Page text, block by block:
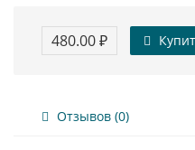
480.00 ₽
Отзывов (0)